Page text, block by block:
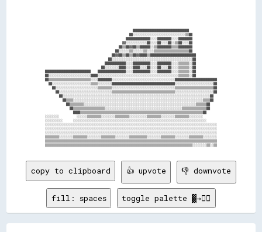
                                                  ████████████████████████████████
                                                ██░░░░░░░░░░░░░░░░░░░░░░░░░░░░░░▒▒██
                                              ██████████████░░░░████████░░░░████████
                                            ▓▓░░░░░░░░░░░░██░░░░██░░░░██░░▒▒██░░░░██
                                          ██▒▒██▓▓██▒▒██████░░▒▒████████▒▒▒▒████████
                                        ██░░░░░░▒▒░░░░░░▒▒░░░░▒▒▒▒▒▒▒▒▒▒▒▒▒▒▒▒▒▒▒▒██
                                      ██▓▓██▒▒██▒▒██▓▓████▒▒██████████████████████████
                                    ██░░░░░░░░░░░░░░░░░░░░░░░░░░░░░░░░░░░░░░░░░░░░░░██
                                  ████████████░░░░██████████░░░░████████░░░░▒▒▒▒▒▒░░██
                                ██░░░░░░░░████░░░░████░░░░██░░░░██░░░░██░░░░▒▒▒▒▒▒░░██
██████████████████████████    ████████████████░░░░██████████░░░░████████░░░░▒▒▒▒▒▒░░██
██░░░░░░░░░░░░░░░░░░░░░░░░████░░░░░░░░░░░░░░░░░░░░░░░░░░░░░░░░░░░░░░░░░░░░░░▒▒▒▒▒▒░░██
██▒▒▒▒▒▒▒▒▒▒▒▒▒▒▒▒▒▒▒▒▒▒▒▒░░░░████████░░░░░░░░░░░░░░░░░░░░░░░░░░░░░░░░░░░░████████████████████████
  ██░░░░░░░░░░░░░░░░░░░░░░▒▒▒▒░░░░░░░░████████████████████████████████████░░░░░░░░░░░░░░░░░░░░░░██
    ██░░░░░░░░░░░░░░░░░░░░░░░░▒▒▒▒▒▒▒▒░░░░░░░░░░░░░░░░░░░░░░░░░░░░░░░░░░░░▒▒▒▒▒▒▒▒▒▒▒▒▒▒▒▒▒▒▒▒▒▒██
      ██░░░░░░░░░░░░░░░░░░░░░░░░░░░░░░▒▒▒▒▒▒▒▒▒▒▒▒▒▒▒▒▒▒▒▒▒▒▒▒▒▒▒▒▒▒▒▒▒▒▒▒░░░░░░░░░░░░░░░░░░░░░░██
        ██░░░░░░░░░░░░░░░░░░░░░░░░░░░░░░░░░░░░░░░░░░░░░░░░░░░░░░░░░░░░░░░░░░░░░░░░░░░░░░░░░░░░██
          ██▒▒▒▒░░░░░░░░░░░░░░░░░░░░░░░░░░░░░░░░░░░░░░░░░░░░░░░░░░░░░░░░░░░░░░░░░░░░░░░░░░▒▒▒▒██
            ██▒▒▒▒▒▒▒▒░░░░░░░░░░░░░░░░░░░░░░░░░░░░░░░░░░░░░░░░░░░░░░░░░░░░░░░░░░░░░░░░▒▒▒▒▒▒██
              ██▒▒▒▒▒▒▒▒▒▒▒▒▒▒▒▒▒▒░░░░░░░░░░░░░░░░░░░░░░░░░░░░░░░░░░░░░░░░░░░░▒▒▒▒▒▒▒▒▒▒▒▒▒▒██
                ████▒▒▒▒▒▒▒▒▒▒▒▒▒▒▒▒▒▒▒▒▒▒▒▒▒▒▒▒▒▒▒▒▒▒▒▒▒▒▒▒▒▒▒▒▒▒▒▒▒▒▒▒▒▒▒▒▒▒▒▒▒▒▒▒▒▒▒▒▒▒██
░░░░░░░░          ░░░░░░▒▒▒▒▒▒▒▒░░░░░░░░▒▒▒▒▒▒▒▒░░░░░░░░░░▒▒▒▒▒▒▒▒░░░░░░░░▒▒▒▒▒▒▒▒░░░░░░░░
░░░░░░░░░░      ░░░░░░░░░░░░░░░░░░░░░░░░░░░░░░░░░░░░░░░░░░░░░░░░░░░░░░░░░░░░░░░░░░░░░░░░░░░░
░░░░░░░░░░░░░░░░░░░░░░░░░░░░░░░░░░░░░░░░░░░░░░░░░░░░░░░░░░░░░░░░░░░░░░░░░░░░░░░░░░░░░░░░░░░░░░░░░░
░░░░░░░░░░░░░░░░░░░░░░░░░░░░░░░░░░░░░░░░░░░░░░░░░░░░░░░░░░░░░░░░░░░░░░░░░░░░░░░░░░░░░░░░░░░░░░░░░░
░░░░░░░░░░░░░░░░░░░░░░░░░░░░░░░░░░░░░░░░░░░░░░░░░░░░░░░░░░░░░░░░░░░░░░░░░░░░░░░░░░░░░░░░░░░░░░░░░░
▒▒▒▒▒▒▒▒░░░░░░░░▒▒▒▒▒▒▒▒░░░░░░░░▒▒▒▒▒▒▒▒░░░░░░░░▒▒▒▒▒▒▒▒▒▒░░░░░░░░▒▒▒▒▒▒▒▒░░░░░░░░▒▒▒▒▒▒▒▒░░░░░░░░
▒▒▒▒▒▒▒▒▒▒▒▒▒▒▒▒▒▒▒▒▒▒▒▒▒▒▒▒▒▒▒▒▒▒▒▒▒▒▒▒▒▒▒▒▒▒▒▒▒▒▒▒▒▒▒▒▒▒▒▒▒▒▒▒▒▒▒▒▒▒▒▒▒▒▒▒▒▒▒▒▒▒▒▒▒▒▒▒▒▒▒▒▒▒▒▒▒▒
copy to clipboard 👍 upvote 👎 downvote
fill: spaces toggle palette ▓→✊🏽